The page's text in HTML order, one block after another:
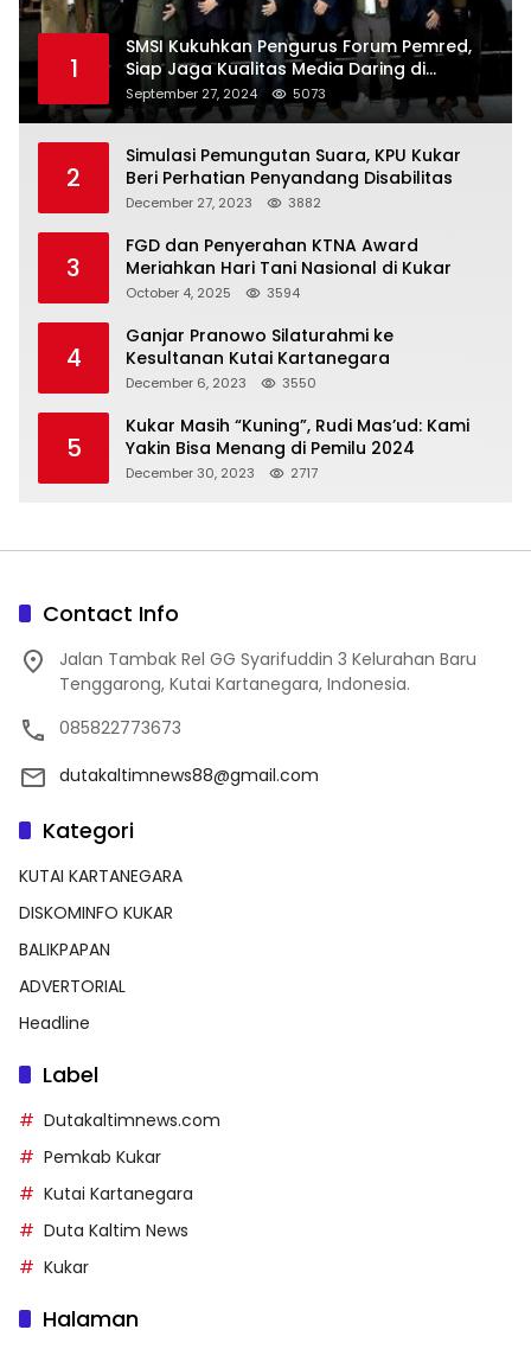
1
SMSI Kukuhkan Pengurus Forum Pemred,
Siap Jaga Kualitas Media Daring di
Indonesia
September 27, 2024 5073
2
Simulasi Pemungutan Suara, KPU Kukar
Beri Perhatian Penyandang Disabilitas
December 27, 2023 3882
3
FGD dan Penyerahan KTNA Award
Meriahkan Hari Tani Nasional di Kukar
October 4, 2025 3594
4
Ganjar Pranowo Silaturahmi ke
Kesultanan Kutai Kartanegara
December 6, 2023 3550
5
Kukar Masih “Kuning”, Rudi Mas’ud: Kami
Yakin Bisa Menang di Pemilu 2024
December 30, 2023 2717
Contact Info
Jalan Tambak Rel GG Syarifuddin 3 Kelurahan Baru
Tenggarong, Kutai Kartanegara, Indonesia.
085822773673
dutakaltimnews88@gmail.com
Kategori
KUTAI KARTANEGARA
DISKOMINFO KUKAR
BALIKPAPAN
ADVERTORIAL
Headline
Label
Dutakaltimnews.com
Pemkab Kukar
Kutai Kartanegara
Duta Kaltim News
Kukar
Halaman